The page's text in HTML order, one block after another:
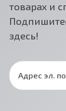
товарах и
здесь!